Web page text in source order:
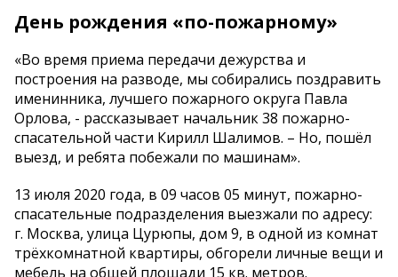
День рождения «по-пожарному»
«Во время приема передачи дежурства и
построения на разводе, мы собирались поздравить
именинника, лучшего пожарного округа Павла
Орлова, - рассказывает начальник 38 пожарно-
спасательной части Кирилл Шалимов. – Но, пошёл
выезд, и ребята побежали по машинам».
13 июля 2020 года, в 09 часов 05 минут, пожарно-
спасательные подразделения выезжали по адресу:
г. Москва, улица Цурюпы, дом 9, в одной из комнат
трёхкомнатной квартиры, обгорели личные вещи и
мебель на общей площади 15 кв. метров.